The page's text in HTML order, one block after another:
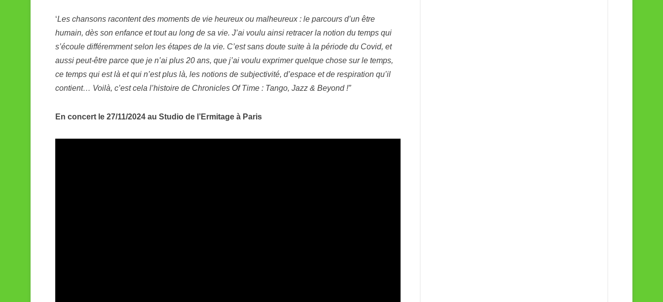
‘Les chansons racontent des moments de vie heureux ou malheureux : le parcours d’un être
humain, dès son enfance et tout au long de sa vie. J’ai voulu ainsi retracer la notion du temps qui
s’écoule différemment selon les étapes de la vie. C’est sans doute suite à la période du Covid, et
aussi peut-être parce que je n’ai plus 20 ans, que j’ai voulu exprimer quelque chose sur le temps,
ce temps qui est là et qui n’est plus là, les notions de subjectivité, d’espace et de respiration qu’il
contient… Voilà, c’est cela l’histoire de Chronicles Of Time : Tango, Jazz & Beyond !”
En concert le 27/11/2024 au Studio de l’Ermitage à Paris